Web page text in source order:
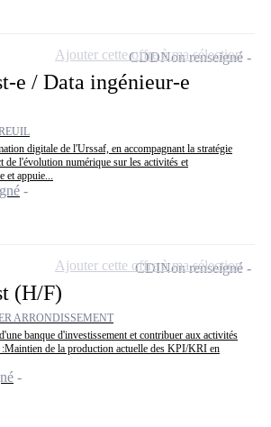
e / Data ingénieur-e
digitale de l'Urssaf, en accompagnant la stratégie
de l'évolution numérique sur les activités et
appuie...
CDDNon renseigné
Ajouter cette offre à ma sélection
(H/F)
ARRONDISSEMENT
banque d'investissement et contribuer aux activités
de la production actuelle des KPI/KRI en
CDINon renseigné
Ajouter cette offre à ma sélection